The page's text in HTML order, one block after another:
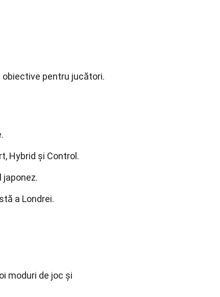
pentru jucători.
Hybrid și Control.
a Londrei.
moduri de joc și